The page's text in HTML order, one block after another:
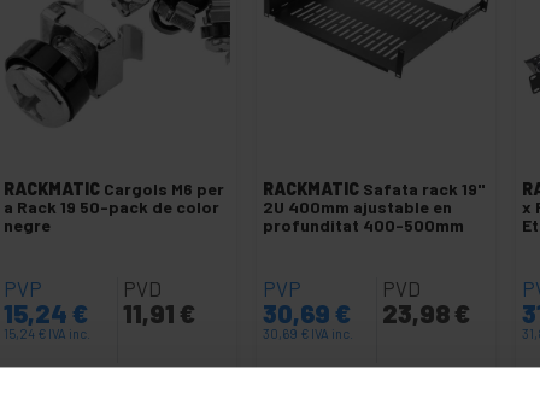
RACKMATIC Cargols M6 per
a Rack 19 50-pack de color
negre
PVP
15,24 €
15,24 € IVA inc.
PVD
11,91 €
RACKMATIC Safata rack 19"
2U 400mm ajustable en
profunditat 400-500mm
PVP
30,69 €
30,69 € IVA inc.
PVD
23,98 €
x